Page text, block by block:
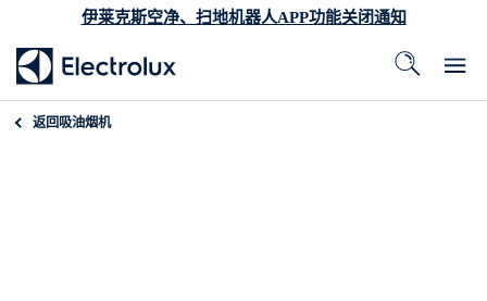
伊莱克斯空净、扫地机器人APP功能关闭通知
返回吸油烟机